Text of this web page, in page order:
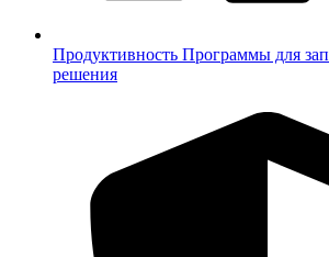
Продуктивность Программы для
решения